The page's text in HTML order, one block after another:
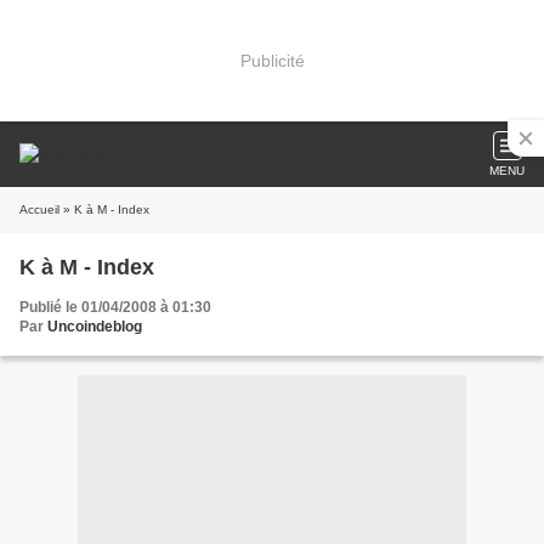
Publicité
MENU
Accueil » K à M - Index
K à M - Index
Publié le 01/04/2008 à 01:30
Par Uncoindeblog